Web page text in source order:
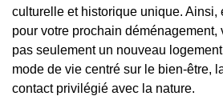
culturelle et historique unique. Ainsi,
pour votre prochain déménagement,
pas seulement un nouveau
mode de vie centré sur le bien-être,
contact privilégié avec la nature.